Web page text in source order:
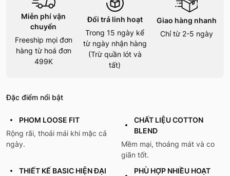
Miễn phí vận
chuyển
Freeship mọi đơn
hàng từ hoá đơn
499K
Đổi trả linh hoạt
Trong 15 ngày kể
từ ngày nhận hàng
(Trừ quần lót và
tất)
Giao hàng nhanh
Chỉ từ 2-5 ngày
Đặc điểm nổi bật
PHOM LOOSE FIT
Rộng rãi, thoải mái khi mặc cả
ngày.
CHẤT LIỆU COTTON
BLEND
Mềm mại, thoáng mát và co
giãn tốt.
THIẾT KẾ BASIC HIỆN ĐẠI
PHÙ HỢP NHIỀU HOẠT